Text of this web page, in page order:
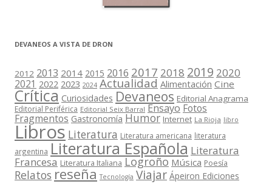
DEVANEOS A VISTA DE DRON
2012 2013 2014 2015 2016 2017 2018 2019 2020
2021 2022 2023 2024 Actualidad Alimentación Cine
Crítica Curiosidades Devaneos Editorial Anagrama
Editorial Periférica Editorial Seix Barral Ensayo Fotos
Fragmentos Gastronomía Humor Internet La Rioja libro
Libros Literatura Literatura americana literatura
argentina Literatura Española Literatura
Francesa Literatura Italiana Logroño Música Poesía
Relatos reseña Tecnología Viajar Ápeiron Ediciones